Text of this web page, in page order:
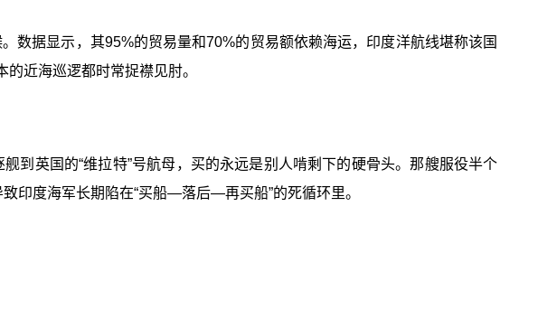
数据显示，其95%的贸易量和70%的贸易额依赖海运，印度洋航线堪称该国
近海巡逻都时常捉襟见肘。
到英国的“维拉特”号航母，买的永远是别人啃剩下的硬骨头。那艘服役半个
印度海军长期陷在“买船—落后—再买船”的死循环里。